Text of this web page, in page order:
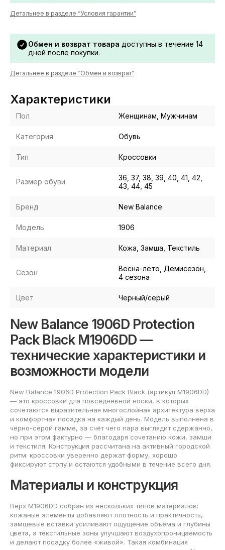
Детальнее в разделе “Условия гарантии”
Обмен и возврат товара доступны в течение 14
дней после покупки.
Детальнее в разделе “Обмен и возврат”
Характеристики
Пол Женщинам, Мужчинам
Категория Обувь
Тип Кроссовки
Размер обуви
36, 37, 38, 39, 40, 41, 42,
43, 44, 45
Бренд New Balance
Модель 1906
Материал Кожа, Замша, Текстиль
Сезон
Весна-лето, Демисезон,
4 сезона
Цвет Черный/серый
New Balance 1906D Protection
Pack Black M1906DD —
технические характеристики и
возможности модели
New Balance 1906D Protection Pack Black (артикул M1906DD)
— это кроссовки для повседневной носки, в которых
сочетаются выразительная многослойная архитектура верха
и комфортная посадка на каждый день. Модель выполнена в
чёрно-серой гамме, за счёт чего пара выглядит сдержанно,
но при этом фактурно — благодаря сочетанию кожи, замши
и текстиля. Конструкция рассчитана на активный городской
ритм: кроссовки уверенно держат форму, хорошо
фиксируют стопу и остаются удобными в течение всего дня.
Материалы и конструкция
Верх M1906DD собран из нескольких типов материалов:
кожаные элементы добавляют плотность и практичность,
замшевые вставки усиливают ощущение объёма и глубины
цвета, а текстильные зоны улучшают воздухопроницаемость
и делают посадку более «живой». Такая комбинация